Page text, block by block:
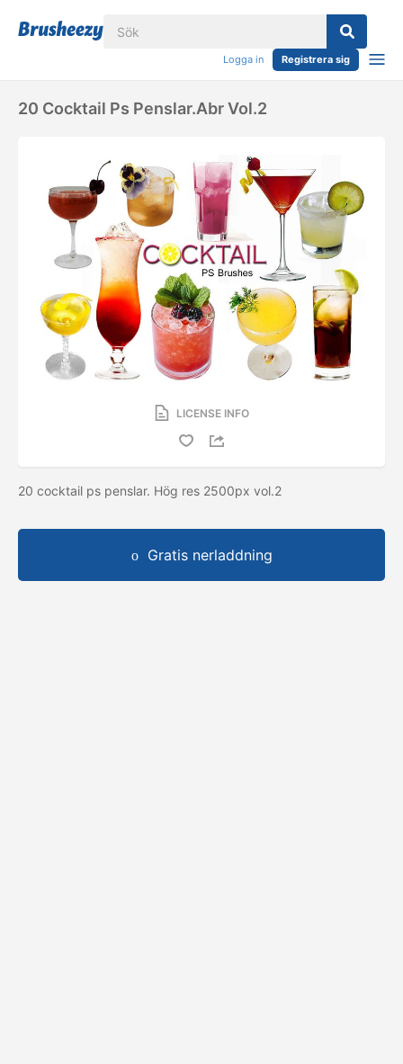
Logga in Registrera sig
20 Cocktail Ps Penslar.abr Vol.2
LICENSE INFO
20 cocktail ps penslar. Hög res 2500px vol.2
Gratis nerladdning